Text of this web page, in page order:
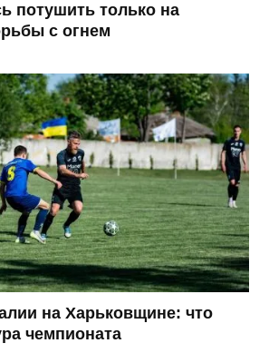
потушить только на
с огнем
на Харьковщине: что
чемпионата